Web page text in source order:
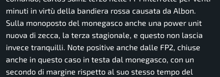
minuti in virtù della bandiera rossa causata da Albon.
Sulla monoposto del monegasco anche una power unit
nuova di zecca, la terza stagionale, e questo non lascia
invece tranquilli. Note positive anche dalle FP2, chiuse
anche in questo caso in testa dal monegasco, con un
secondo di margine rispetto al suo stesso tempo del